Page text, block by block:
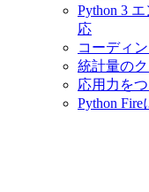
Python 3
応
コーディ
統計量の
応用力を
Python Fire